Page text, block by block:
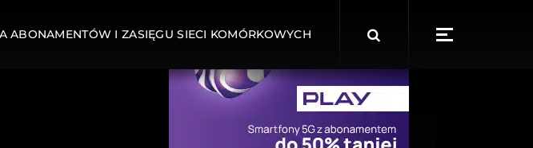
ABONAMENTÓW I ZASIĘGU SIECI KOMÓRKOWYCH
for: